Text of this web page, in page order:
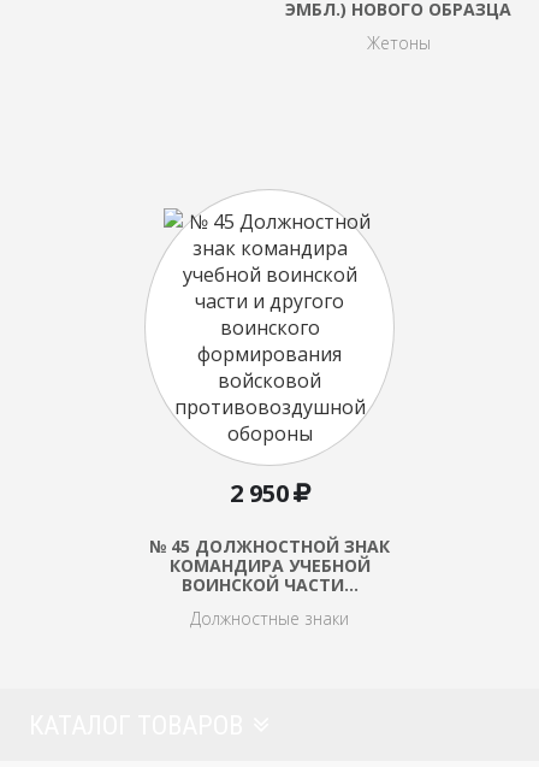
ЭМБЛ.) НОВОГО ОБРАЗЦА
Жетоны
2 950
№ 45 ДОЛЖНОСТНОЙ ЗНАК
КОМАНДИРА УЧЕБНОЙ
ВОИНСКОЙ ЧАСТИ…
Должностные знаки